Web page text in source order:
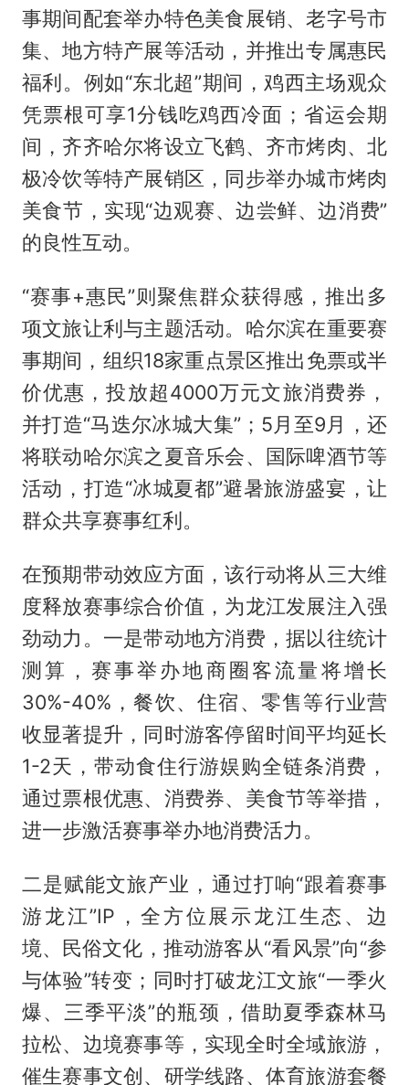
事期间配套举办特色美食展销、老字号市
集、地方特产展等活动，并推出专属惠民
福利。例如“东北超”期间，鸡西主场观众
凭票根可享1分钱吃鸡西冷面；省运会期
间，齐齐哈尔将设立飞鹤、齐市烤肉、北
极冷饮等特产展销区，同步举办城市烤肉
美食节，实现“边观赛、边尝鲜、边消费”
的良性互动。
“赛事+惠民”则聚焦群众获得感，推出多
项文旅让利与主题活动。哈尔滨在重要赛
事期间，组织18家重点景区推出免票或半
价优惠，投放超4000万元文旅消费券，
并打造“马迭尔冰城大集”；5月至9月，还
将联动哈尔滨之夏音乐会、国际啤酒节等
活动，打造“冰城夏都”避暑旅游盛宴，让
群众共享赛事红利。
在预期带动效应方面，该行动将从三大维
度释放赛事综合价值，为龙江发展注入强
劲动力。一是带动地方消费，据以往统计
测算，赛事举办地商圈客流量将增长
30%-40%，餐饮、住宿、零售等行业营
收显著提升，同时游客停留时间平均延长
1-2天，带动食住行游娱购全链条消费，
通过票根优惠、消费券、美食节等举措，
进一步激活赛事举办地消费活力。
二是赋能文旅产业，通过打响“跟着赛事
游龙江”IP，全方位展示龙江生态、边
境、民俗文化，推动游客从“看风景”向“参
与体验”转变；同时打破龙江文旅“一季火
爆、三季平淡”的瓶颈，借助夏季森林马
拉松、边境赛事等，实现全时全域旅游，
催生赛事文创、研学线路、体育旅游套餐